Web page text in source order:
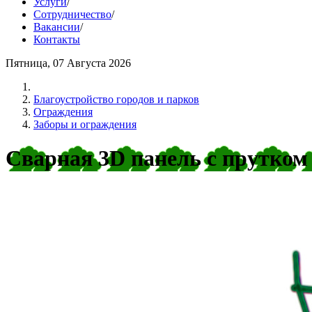
Сотрудничество/
Вакансии/
Контакты
Пятница, 07 Августа 2026
Благоустройство городов и парков
Ограждения
Заборы и ограждения
Сварная 3D панель с